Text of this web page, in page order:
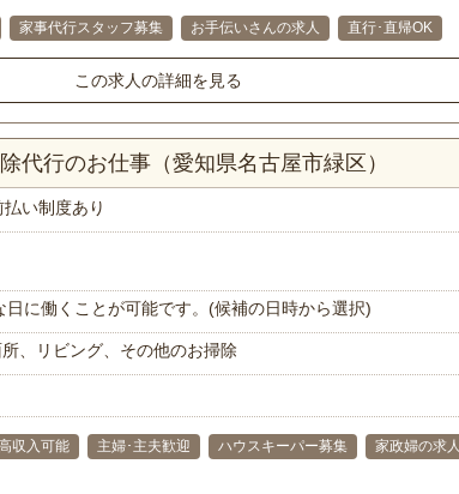
家事代行スタッフ募集 お手伝いさんの求人 直行･直帰OK
この求人の詳細を見る
代行のお仕事（愛知県名古屋市緑区）
払い制度あり
に働くことが可能です。(候補の日時から選択)
、リビング、その他のお掃除
収入可能 主婦･主夫歓迎 ハウスキーパー募集 家政婦の求人